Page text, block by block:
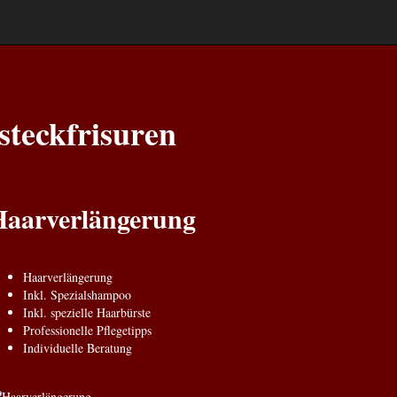
Haarverlängerung
Inkl. Spezialshampoo
Inkl. spezielle Haarbürste
Professionelle Pflegetipps
Individuelle Beratung